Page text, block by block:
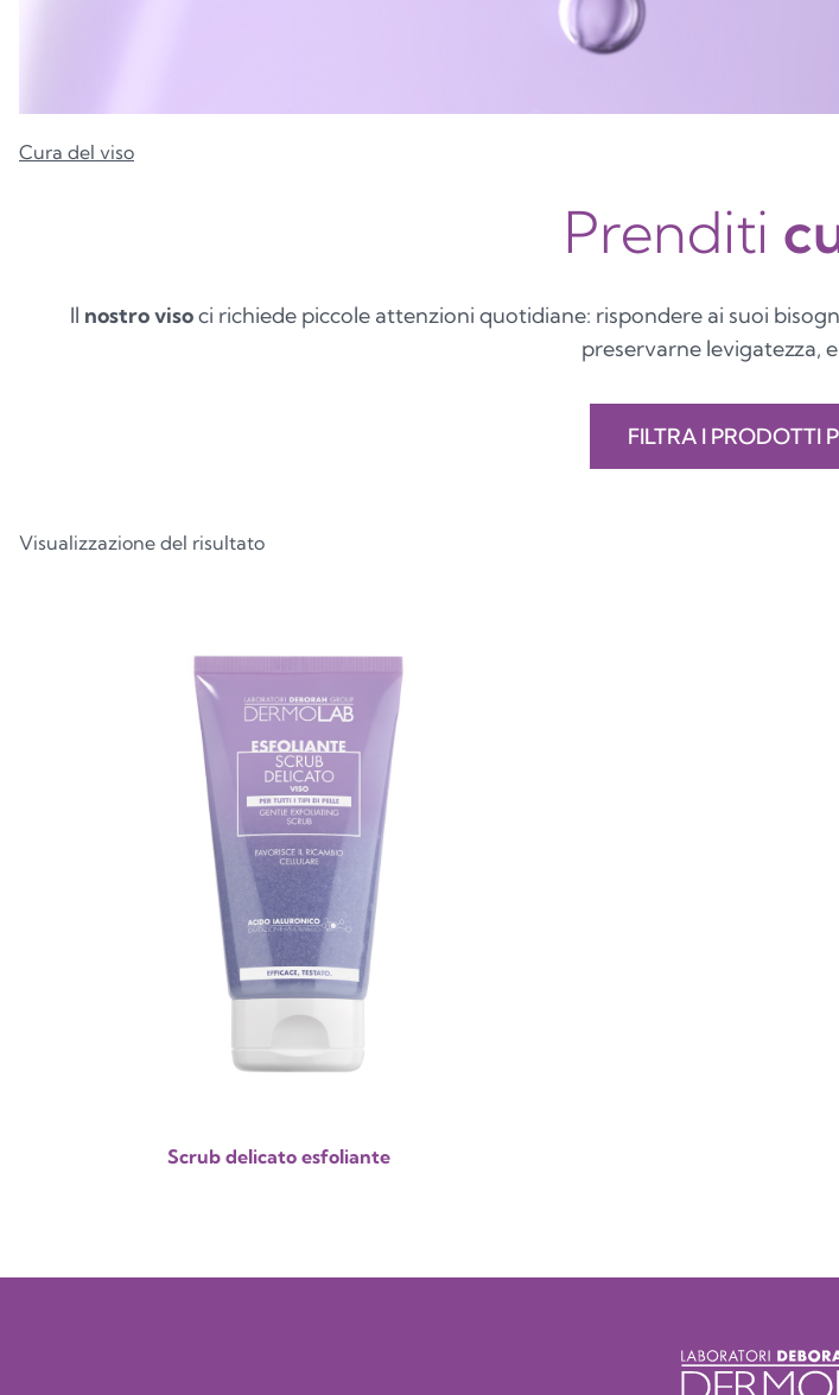
Cura del viso
Prenditi
Il nostro visoci richiede piccole attenzioni quotidiane: rispondere ai suoi
preservarne levigatezza,
FILTRA I PRODOTTI
Visualizzazione del risultato
Scrub delicato esfoliante